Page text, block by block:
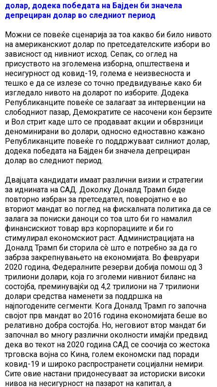
долар, додека победата на Бајден би значела
депрециран долар во следниот период
Можни се повеќе сценарија за тоа какво би било нивото
на американскиот долар по претседателските избори во
зависност од нивниот исход. Сепак, со оглед на
присуството на зголемена изборна, општествена и
несигурност од ковид-19, голема е неизвесноста и
тешко е да се излезе со точно предвидување како би
изгледало нивото на доларот по изборите. Додека
Републиканците повеќе се залагаат за интервенции на
слободниот пазар, Демократите се насочени кон берзите
и Вол стрит каде што се продаваат акции и обврзници
деноминирани во долари, односно едноставно кажано
Републиканците повеќе го поддржуваат силниот долар,
додека победата на Бајден би значела депрециран
долар во следниот период.
Двајцата кандидати имаат различни визии и стратегии
за иднината на САД. Доколку Доналд Трамп биде
повторно избран за претседател, поверојатно е во
вториот мандат во поглед на фискалната политика да се
залага за пониски даноци со тоа што би го намалил
финансискиот товар врз корпорациите и би го
стимулирал економскиот раст. Администрацијата на
Доналд Трамп би сторила сѐ што е потребно за да го
забрза закрепнувањето на економијата. Во февруари
2020 година, Федералните резерви добија помош од 3
трилиони долари, која го зголеми нивниот биланс на
состојба, преминувајќи од 4,2 трилиони на 7 трилиони
долари средства наменети за поддршка на
најпогодените сегменти. Кога Доналд Трамп го започна
својот прв мандат во 2016 година економијата беше во
релативно добра состојба. Но, неговиот втор мандат би
започнал во многу различни околности имајќи предвид
дека во текот на 2020 година САД се соочија со жестока
трговска војна со Кина, голем економски пад поради
ковид-19 и широко распространети социјални немири.
Сите овие настани придонесуваат за историски високи
нивоа на несигурност на пазарот на капитал, а